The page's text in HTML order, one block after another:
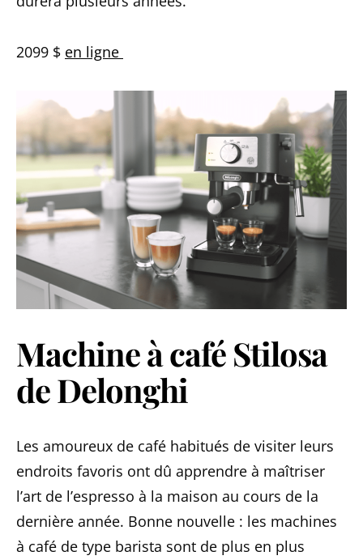
2099 $ en ligne
Machine à café Stilosa
de Delonghi
Les amoureux de café habitués de visiter leurs
endroits favoris ont dû apprendre à maîtriser
l’art de l’espresso à la maison au cours de la
dernière année. Bonne nouvelle : les machines
à café de type barista sont de plus en plus